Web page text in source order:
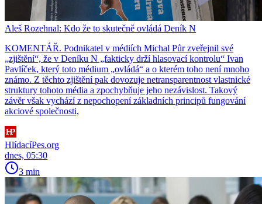
Aleš Rozehnal: Kdo že to skutečně ovládá Deník N
KOMENTÁŘ. Podnikatel v médiích Michal Půr zveřejnil své
„zjištění“, že v Deníku N „fakticky drží hlasovací kontrolu“ Ivan
Pavlíček, který toto médium „ovládá“ a o kterém toho není mnoho
známo. Z těchto zjištění pak dovozuje netransparentnost vlastnické
struktury tohoto média a zpochybňuje jeho nezávislost. Takový
závěr však vychází z nepochopení základních principů fungování
akciové společnosti,
HlídacíPes.org
dnes, 05:30
3 min